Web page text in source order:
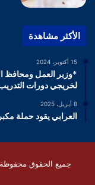
الأكثر مشاهدة
15 أكتوبر، 2024
*وزير العمل ومحافظ
لخريجي دورات
8 أبريل، 2025
العرابي يقود حملة
جميع الحقوق محفوظة